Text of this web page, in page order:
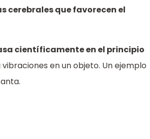
cerebrales que favorecen el
científicamente en el principio
en un objeto. Un ejemplo